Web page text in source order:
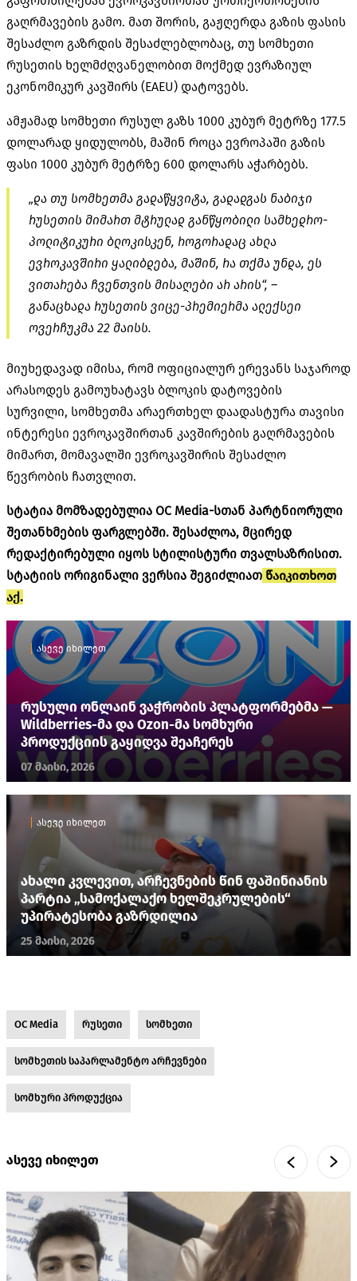
გაღრმავების გამო. მათ შორის, გაჟღერდა გაზის ფასის
შესაძლო გაზრდის შესაძლებლობაც, თუ სომხეთი
რუსეთის ხელმძღვანელობით მოქმედ ევრაზიულ
ეკონომიკურ კავშირს (EAEU) დატოვებს.
ამჟამად სომხეთი რუსულ გაზს 1000 კუბურ მეტრზე 177.5
დოლარად ყიდულობს, მაშინ როცა ევროპაში გაზის
ფასი 1000 კუბურ მეტრზე 600 დოლარს აჭარბებს.
„და თუ სომხეთმა გადაწყვიტა, გადადგას ნაბიჯი
რუსეთის მიმართ მტრულად განწყობილი სამხედრო-
პოლიტიკური ბლოკისკენ, როგორადაც ახლა
ევროკავშირი ყალიბდება, მაშინ, რა თქმა უნდა, ეს
ვითარება ჩვენთვის მისაღები არ არის“, –
განაცხადა რუსეთის ვიცე-პრემიერმა ალექსეი
ოვერჩუკმა 22 მაისს.
მიუხედავად იმისა, რომ ოფიციალურ ერევანს საჯაროდ
არასოდეს გამოუხატავს ბლოკის დატოვების
სურვილი, სომხეთმა არაერთხელ დაადასტურა თავისი
ინტერესი ევროკავშირთან კავშირების გაღრმავების
მიმართ, მომავალში ევროკავშირის შესაძლო
წევრობის ჩათვლით.
სტატია მომზადებულია OC Media-სთან პარტნიორული
შეთანხმების ფარგლებში. შესაძლოა, მცირედ
რედაქტირებული იყოს სტილისტური თვალსაზრისით.
სტატიის ორიგინალი ვერსია შეგიძლიათ წაიკითხოთ
აქ.
ასევე იხილეთ
რუსული ონლაინ ვაჭრობის პლატფორმებმა —
Wildberries-მა და Ozon-მა სომხური
პროდუქციის გაყიდვა შეაჩერეს
07 მაისი, 2026
ასევე იხილეთ
ახალი კვლევით, არჩევნების წინ ფაშინიანის
პარტია „სამოქალაქო ხელშეკრულების“
უპირატესობა გაზრდილია
25 მაისი, 2026
OC Media რუსეთი სომხეთი
სომხეთის საპარლამენტო არჩევნები
სომხური პროდუქცია
ასევე იხილეთ